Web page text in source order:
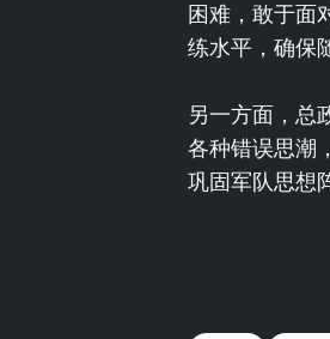
困难，敢于面
练水平，确保
另一方面，总
各种错误思潮
巩固军队思想